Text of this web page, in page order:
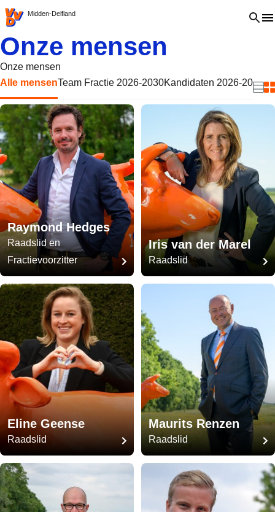
VVD.nl - Ga naar de homepage
Midden-Delfland Open
Onze mensen
Onze mensen
Alle mensenTeam Fractie 2026-2030Kandidaten 2026-2030
Raymond Hedges
Raadslid en
Fractievoorzitter
Iris van der Marel
Raadslid
Eline Geense
Raadslid
Maurits Renzen
Raadslid